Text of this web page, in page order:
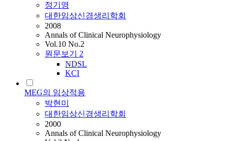
정기영
대한임상신경생리학회
2008
Annals of Clinical Neurophysiology
Vol.10 No.2
원문보기 2
NDSL
KCI
MEG의 임상적용
박현미
대한임상신경생리학회
2000
Annals of Clinical Neurophysiology